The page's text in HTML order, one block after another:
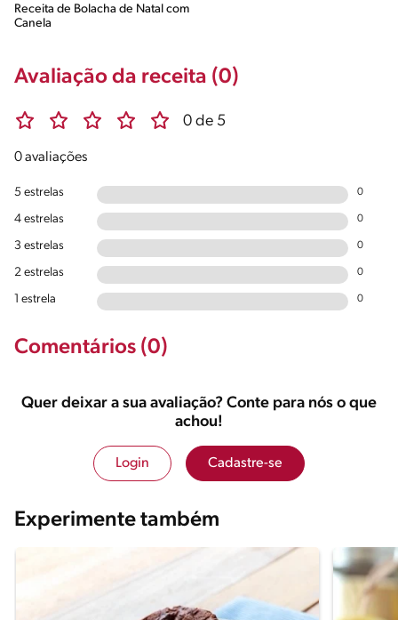
Receita de Bolacha de Natal com
Canela
Avaliação da receita (0)
0 de 5
0 avaliações
5 estrelas 0
4 estrelas 0
3 estrelas 0
2 estrelas 0
1 estrela 0
Comentários (0)
Quer deixar a sua avaliação? Conte para nós o que
achou!
Login Cadastre-se
Experimente também